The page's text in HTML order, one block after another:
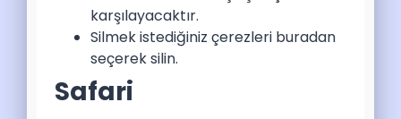
karşılayacaktır.
Silmek istediğiniz çerezleri buradan
seçerek silin.
Safari